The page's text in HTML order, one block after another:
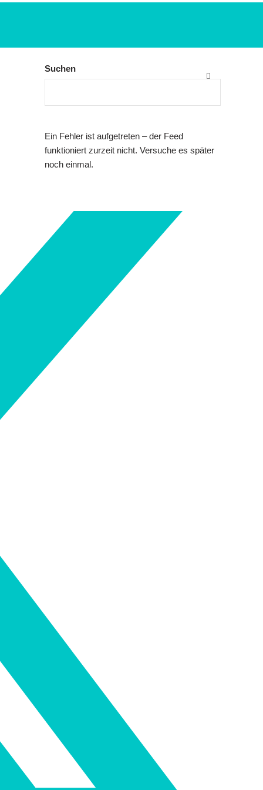
Suchen
Ein Fehler ist aufgetreten – der Feed
funktioniert zurzeit nicht. Versuche es später
noch einmal.